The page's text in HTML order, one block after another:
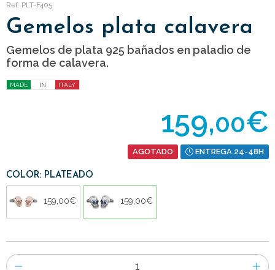
Ref: PLT-F405
Gemelos plata calavera
Gemelos de plata 925 bañados en paladio de
forma de calavera.
MADE IN ITALY
159,00€
AGOTADO ENTREGA 24-48H
COLOR: PLATEADO
159,00€ 159,00€
Número